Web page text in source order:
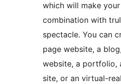
which will make
combination with
spectacle. You can
page website, a
website, a portfolio,
site, or an virtual-